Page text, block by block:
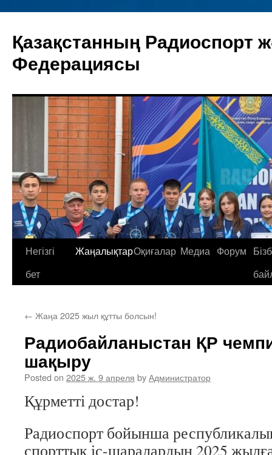
content
Қазақстанның Радиоспорт
Федерациясы
Негізгі
бет
ЖаңалықтарОқиғалар Медиа Форум
← Жаңа 2025 жыл құтты болсын!
Радиобайланыстан ҚР
шақыру
Posted on 2025 ж. 9 апреля byАдминистратор
Құрметті достар!
Радиоспорт бойынша
спорттық іс-шаралардың 2025